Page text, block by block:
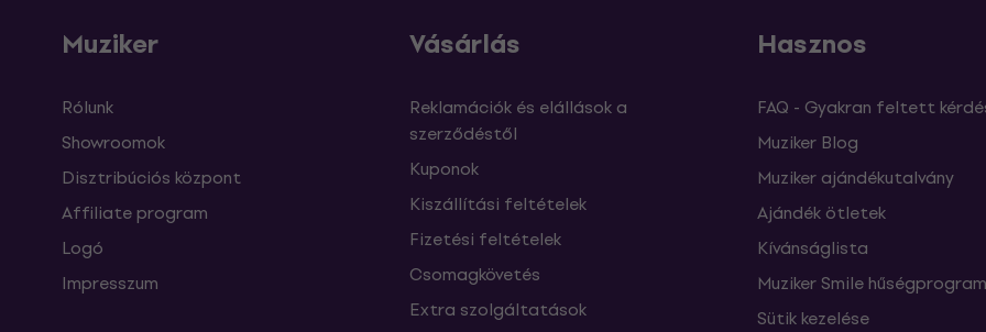
Muziker
Rólunk
Showroomok
Disztribúciós központ
Affiliate program
Logó
Impresszum
Vásárlás
Reklamációk és elállások a
szerződéstől
Kuponok
Kiszállítási feltételek
Fizetési feltételek
Csomagkövetés
Extra szolgáltatások
Hasznos
FAQ - Gyakran feltett
Muziker Blog
Muziker ajándékutalvány
Ajándék ötletek
Kívánságlista
Muziker Smile hűségprogram
Sütik kezelése